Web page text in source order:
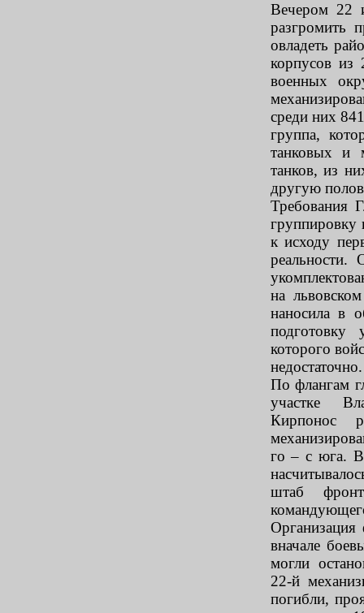
Вечером 22
разгромить
овладеть
корпусов из
военных
среди них
группа,
танковых и
танков, из
другую
Требования
группировку
к исходу
на
наносила в
которого
недостаточно.
По флангам
участке
Кирпонос
го – с юга. В
штаб
Организация
вначале
могли
22-й
погибли,